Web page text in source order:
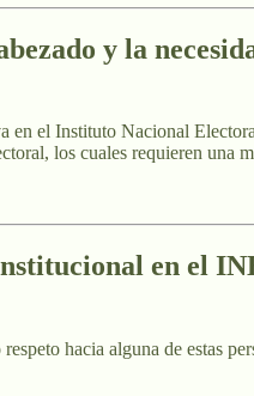
y la
el Instituto Nacional
los cuales requieren una
en el
hacia alguna de estas